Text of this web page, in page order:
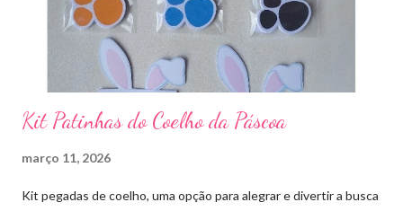
Kit Patinhas do Coelho da Páscoa
março 11, 2026
Kit pegadas de coelho, uma opção para alegrar e divertir a busca